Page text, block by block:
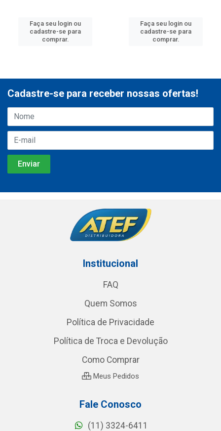
Faça seu login ou
cadastre-se para
comprar.
Faça seu login ou
cadastre-se para
comprar.
Cadastre-se para receber nossas ofertas!
Institucional
FAQ
Quem Somos
Política de Privacidade
Política de Troca e Devolução
Como Comprar
Meus Pedidos
Fale Conosco
(11) 3324-6411